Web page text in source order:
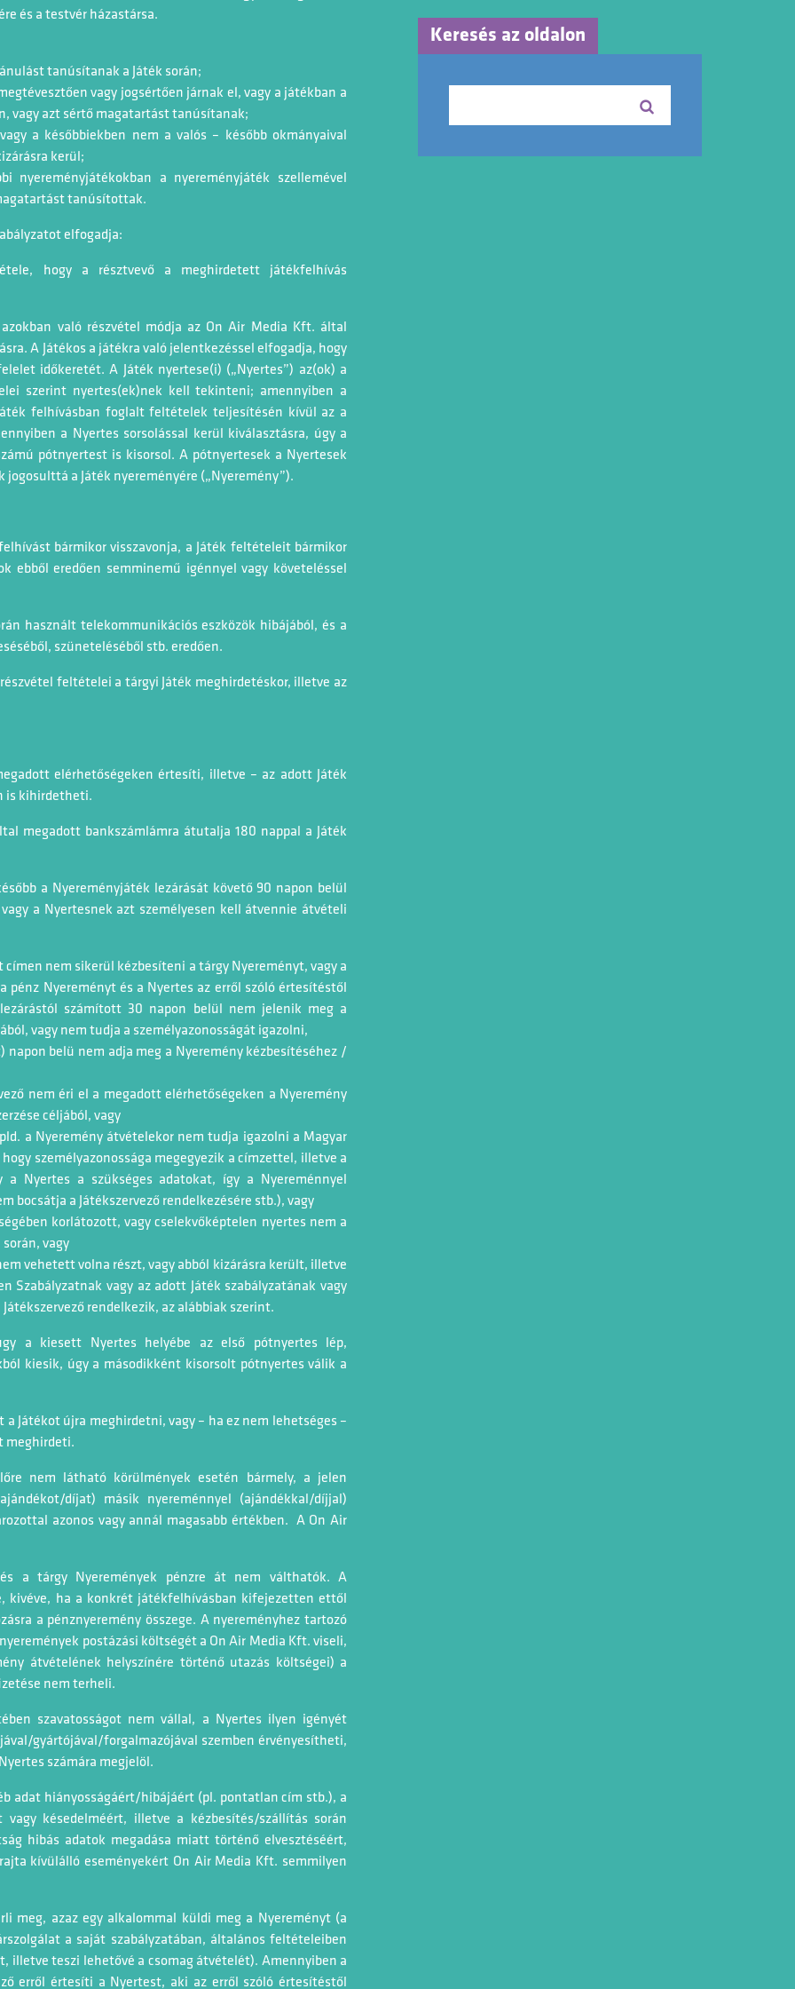
és a testvér házastársa.
tanúsítanak a Játék során;
vagy jogsértően járnak el, vagy a játékban a
vagy azt sértő magatartást tanúsítanak;
a későbbiekben nem a valós – később okmányaival
kerül;
a nyereményjáték szellemével
tanúsítottak.
elfogadja:
hogy a résztvevő a meghirdetett játékfelhívás
való részvétel módja az On Air Media Kft. által
A Játékos a játékra való jelentkezéssel elfogadja, hogy
időkeretét. A Játék nyertese(i) („Nyertes”) az(ok) a
szerint nyertes(ek)nek kell tekinteni; amennyiben a
felhívásban foglalt feltételek teljesítésén kívül az a
a Nyertes sorsolással kerül kiválasztásra, úgy a
pótnyertest is kisorsol. A pótnyertesek a Nyertesek
a Játék nyereményére („Nyeremény”).
bármikor visszavonja, a Játék feltételeit bármikor
ebből eredően semminemű igénnyel vagy követeléssel
használt telekommunikációs eszközök hibájából, és a
szüneteléséből stb. eredően.
feltételei a tárgyi Játék meghirdetéskor, illetve az
elérhetőségeken értesíti, illetve – az adott Játék
is kihirdetheti.
megadott bankszámlámra átutalja 180 nappal a Játék
a Nyereményjáték lezárását követő 90 napon belül
a Nyertesnek azt személyesen kell átvennie átvételi
nem sikerül kézbesíteni a tárgy Nyereményt, vagy a
Nyereményt és a Nyertes az erről szóló értesítéstől
számított 30 napon belül nem jelenik meg a
vagy nem tudja a személyazonosságát igazolni,
napon belü nem adja meg a Nyeremény kézbesítéséhez /
nem éri el a megadott elérhetőségeken a Nyeremény
céljából, vagy
a Nyeremény átvételekor nem tudja igazolni a Magyar
személyazonossága megegyezik a címzettel, illetve a
Nyertes a szükséges adatokat, így a Nyereménnyel
bocsátja a Játékszervező rendelkezésére stb.), vagy
korlátozott, vagy cselekvőképtelen nyertes nem a
vagy
vehetett volna részt, vagy abból kizárásra került, illetve
Szabályzatnak vagy az adott Játék szabályzatának vagy
rendelkezik, az alábbiak szerint.
a kiesett Nyertes helyébe az első pótnyertes lép,
kiesik, úgy a másodikként kisorsolt pótnyertes válik a
Játékot újra meghirdetni, vagy – ha ez nem lehetséges –
meghirdeti.
nem látható körülmények esetén bármely, a jelen
díjat) másik nyereménnyel (ajándékkal/díjjal)
azonos vagy annál magasabb értékben. A On Air
a tárgy Nyeremények pénzre át nem válthatók. A
kivéve, ha a konkrét játékfelhívásban kifejezetten ettől
a pénznyeremény összege. A nyereményhez tartozó
postázási költségét a On Air Media Kft. viseli,
átvételének helyszínére történő utazás költségei) a
nem terheli.
szavatosságot nem vállal, a Nyertes ilyen igényét
gyártójával/forgalmazójával szemben érvényesítheti,
számára megjelöl.
adat hiányosságáért/hibájáért (pl. pontatlan cím stb.), a
késedelméért, illetve a kézbesítés/szállítás során
hibás adatok megadása miatt történő elvesztéséért,
kívülálló eseményekért On Air Media Kft. semmilyen
meg, azaz egy alkalommal küldi meg a Nyereményt (a
a saját szabályzatában, általános feltételeiben
illetve teszi lehetővé a csomag átvételét). Amennyiben a
erről értesíti a Nyertest, aki az erről szóló értesítéstől
Keresés az oldalon